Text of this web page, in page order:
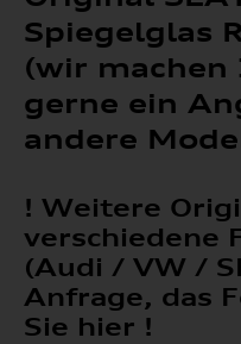
Spiegelglas
(wir machen
gerne ein
andere
! Weitere
verschiedene
(Audi / VW /
Anfrage, das
Sie hier !